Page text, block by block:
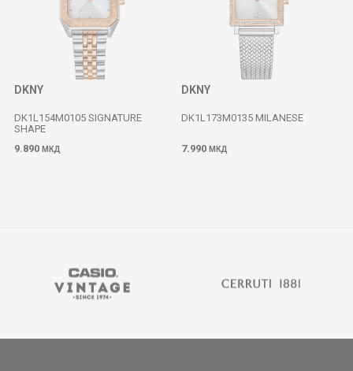
DKNY
DK1L154M0105 SIGNATURE
SHAPE
9.890 МКД
DKNY
DK1L173M0135 MILANESE
7.990 МКД